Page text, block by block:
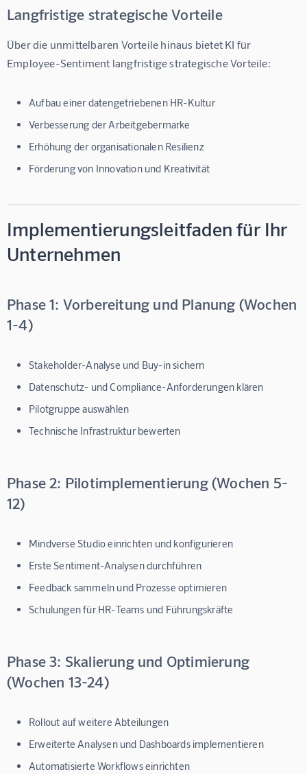
Langfristige strategische Vorteile
Über die unmittelbaren Vorteile hinaus bietet KI für
Employee-Sentiment langfristige strategische Vorteile:
Aufbau einer datengetriebenen HR-Kultur
Verbesserung der Arbeitgebermarke
Erhöhung der organisationalen Resilienz
Förderung von Innovation und Kreativität
Implementierungsleitfaden für Ihr
Unternehmen
Phase 1: Vorbereitung und Planung (Wochen
1-4)
Stakeholder-Analyse und Buy-in sichern
Datenschutz- und Compliance-Anforderungen klären
Pilotgruppe auswählen
Technische Infrastruktur bewerten
Phase 2: Pilotimplementierung (Wochen 5-
12)
Mindverse Studio einrichten und konfigurieren
Erste Sentiment-Analysen durchführen
Feedback sammeln und Prozesse optimieren
Schulungen für HR-Teams und Führungskräfte
Phase 3: Skalierung und Optimierung
(Wochen 13-24)
Rollout auf weitere Abteilungen
Erweiterte Analysen und Dashboards implementieren
Automatisierte Workflows einrichten